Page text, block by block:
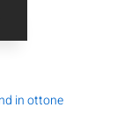
in ottone